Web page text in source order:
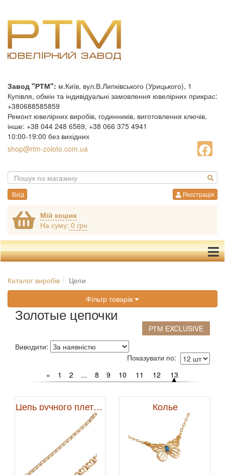
Завод "РТМ": м.Київ, вул.В.Липківського (Урицького), 1
Купівля, обмін та індивідуальні замовлення ювелірних прикрас:
+380688585859
Ремонт ювелірних виробів, годинників, виготовлення ключів,
інше: +38 044 248 6569, +38 066 375 4941
10:00-19:00 без вихідних
shop@rtm-zoloto.com.ua
Вхід Реєстрація
Мій кошик
На суму: 0 грн
Каталог виробів
Цепи
Фільтр товарів
Золотые цепочки
РТМ EXCLUSIVE
Виводити:
Показувати по:
«
1 2 ... 8 9 10 11 12 13
Цепь ручного плетения Колье